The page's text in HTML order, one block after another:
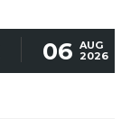
06 AUG
2026